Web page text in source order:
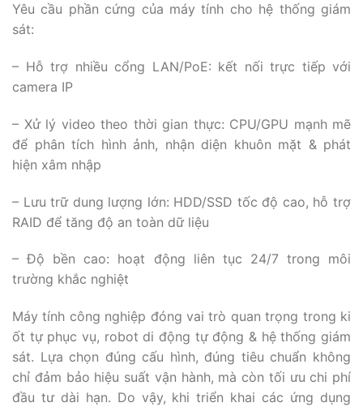
Yêu cầu phần cứng của máy tính cho hệ thống giám
sát:
– Hỗ trợ nhiều cổng LAN/PoE: kết nối trực tiếp với
camera IP
– Xử lý video theo thời gian thực: CPU/GPU mạnh mẽ
để phân tích hình ảnh, nhận diện khuôn mặt & phát
hiện xâm nhập
– Lưu trữ dung lượng lớn: HDD/SSD tốc độ cao, hỗ trợ
RAID để tăng độ an toàn dữ liệu
– Độ bền cao: hoạt động liên tục 24/7 trong môi
trường khắc nghiệt
Máy tính công nghiệp đóng vai trò quan trọng trong ki
ốt tự phục vụ, robot di động tự động & hệ thống giám
sát. Lựa chọn đúng cấu hình, đúng tiêu chuẩn không
chỉ đảm bảo hiệu suất vận hành, mà còn tối ưu chi phí
đầu tư dài hạn. Do vậy, khi triển khai các ứng dụng